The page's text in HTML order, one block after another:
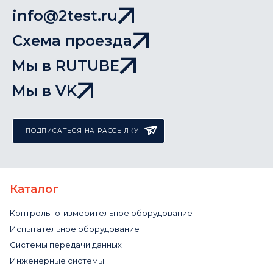
info@2test.ru
Схема проезда
Мы в RUTUBE
Мы в VK
ПОДПИСАТЬСЯ НА РАССЫЛКУ
Каталог
Контрольно-измерительное оборудование
Испытательное оборудование
Системы передачи данных
Инженерные системы